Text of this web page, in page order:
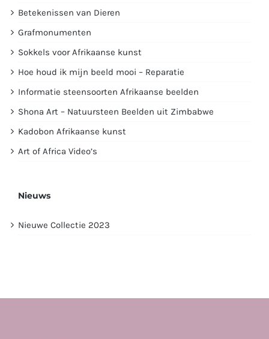
Betekenissen van Dieren
Grafmonumenten
Sokkels voor Afrikaanse kunst
Hoe houd ik mijn beeld mooi – Reparatie
Informatie steensoorten Afrikaanse beelden
Shona Art – Natuursteen Beelden uit Zimbabwe
Kadobon Afrikaanse kunst
Art of Africa Video’s
Nieuws
Nieuwe Collectie 2023